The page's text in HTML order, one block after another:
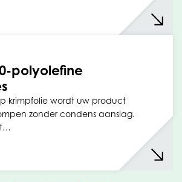
polyolefine
krimpfolie wordt uw product
zonder condens aanslag.